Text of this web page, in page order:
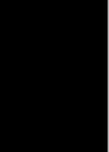
fué producida en